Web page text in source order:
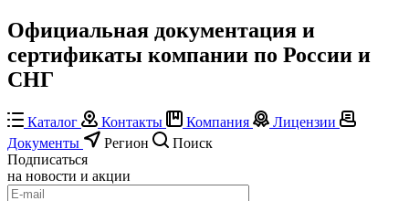
Официальная документация и
сертификаты компании по России и
СНГ
Каталог Контакты Компания
Лицензии
Документы
Регион
Поиск
Подписаться
на новости и акции